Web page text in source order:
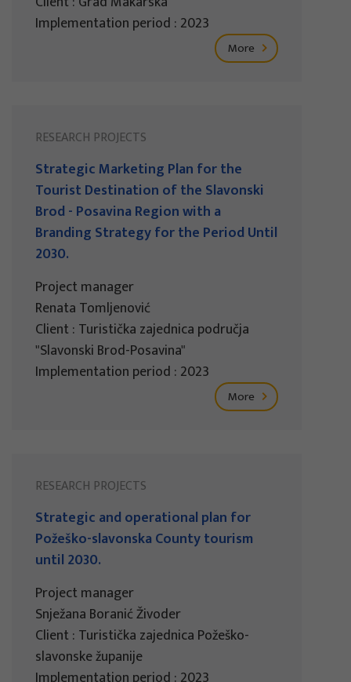
Implementation period : 2023
More
RESEARCH PROJECTS
Strategic Marketing Plan for the
Tourist Destination of the Slavonski
Brod - Posavina Region with a
Branding Strategy for the Period Until
2030.
Project manager
Renata Tomljenović
Client : Turistička zajednica područja
"Slavonski Brod-Posavina"
Implementation period : 2023
More
RESEARCH PROJECTS
Strategic and operational plan for
Požeško-slavonska County tourism
until 2030.
Project manager
Snježana Boranić Živoder
Client : Turistička zajednica Požeško-
slavonske županije